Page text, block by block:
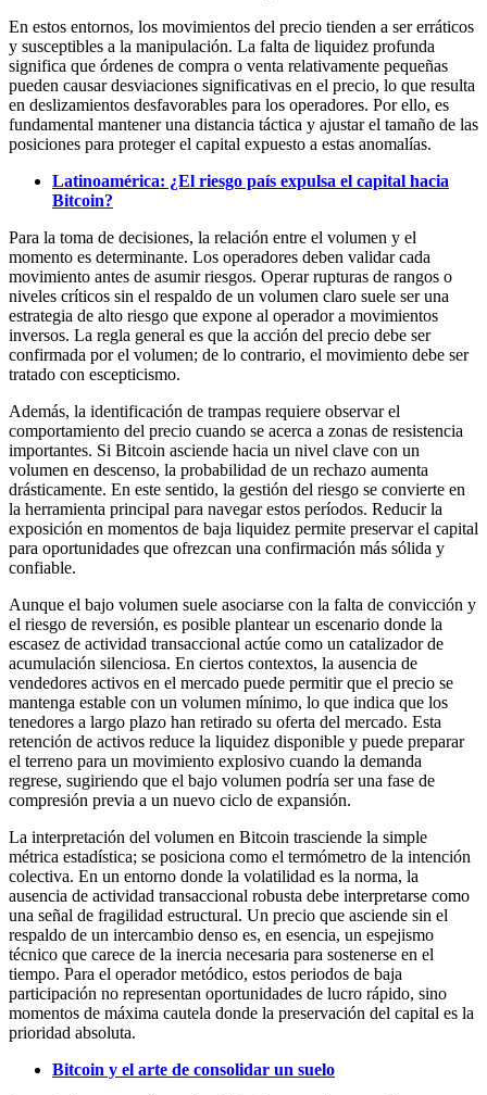
En estos entornos, los movimientos del precio tienden a ser erráticos
y susceptibles a la manipulación. La falta de liquidez profunda
significa que órdenes de compra o venta relativamente pequeñas
pueden causar desviaciones significativas en el precio, lo que resulta
en deslizamientos desfavorables para los operadores. Por ello, es
fundamental mantener una distancia táctica y ajustar el tamaño de las
posiciones para proteger el capital expuesto a estas anomalías.
Latinoamérica: ¿El riesgo país expulsa el capital hacia
Bitcoin?
Para la toma de decisiones, la relación entre el volumen y el
momento es determinante. Los operadores deben validar cada
movimiento antes de asumir riesgos. Operar rupturas de rangos o
niveles críticos sin el respaldo de un volumen claro suele ser una
estrategia de alto riesgo que expone al operador a movimientos
inversos. La regla general es que la acción del precio debe ser
confirmada por el volumen; de lo contrario, el movimiento debe ser
tratado con escepticismo.
Además, la identificación de trampas requiere observar el
comportamiento del precio cuando se acerca a zonas de resistencia
importantes. Si Bitcoin asciende hacia un nivel clave con un
volumen en descenso, la probabilidad de un rechazo aumenta
drásticamente. En este sentido, la gestión del riesgo se convierte en
la herramienta principal para navegar estos períodos. Reducir la
exposición en momentos de baja liquidez permite preservar el capital
para oportunidades que ofrezcan una confirmación más sólida y
confiable.
Aunque el bajo volumen suele asociarse con la falta de convicción y
el riesgo de reversión, es posible plantear un escenario donde la
escasez de actividad transaccional actúe como un catalizador de
acumulación silenciosa. En ciertos contextos, la ausencia de
vendedores activos en el mercado puede permitir que el precio se
mantenga estable con un volumen mínimo, lo que indica que los
tenedores a largo plazo han retirado su oferta del mercado. Esta
retención de activos reduce la liquidez disponible y puede preparar
el terreno para un movimiento explosivo cuando la demanda
regrese, sugiriendo que el bajo volumen podría ser una fase de
compresión previa a un nuevo ciclo de expansión.
La interpretación del volumen en Bitcoin trasciende la simple
métrica estadística; se posiciona como el termómetro de la intención
colectiva. En un entorno donde la volatilidad es la norma, la
ausencia de actividad transaccional robusta debe interpretarse como
una señal de fragilidad estructural. Un precio que asciende sin el
respaldo de un intercambio denso es, en esencia, un espejismo
técnico que carece de la inercia necesaria para sostenerse en el
tiempo. Para el operador metódico, estos periodos de baja
participación no representan oportunidades de lucro rápido, sino
momentos de máxima cautela donde la preservación del capital es la
prioridad absoluta.
Bitcoin y el arte de consolidar un suelo